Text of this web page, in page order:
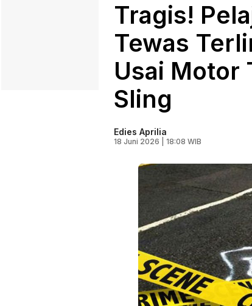
Tragis!
Tewas
Usai Motor
Sling
Edies Aprilia
18 Juni 2026 | 18:08 WIB